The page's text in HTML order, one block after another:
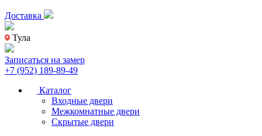
Доставка
Тула
Записаться на замер
+7 (952) 189-89-49
Каталог
Входные двери
Межкомнатные двери
Скрытые двери